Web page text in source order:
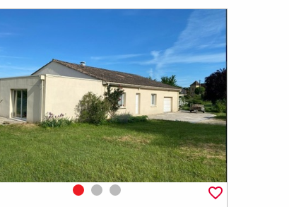
Photo 0
Photo 1Photo 2